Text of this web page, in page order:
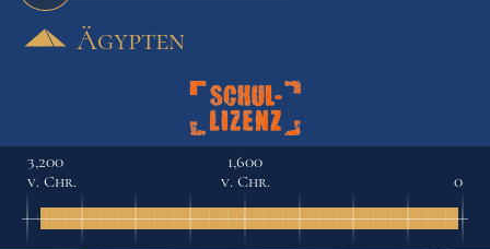
Spiel
A bis Z
Termine
Ägypten
3,200
v. Chr.
1,600
v. Chr.
0